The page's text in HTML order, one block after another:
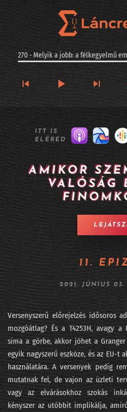
270 - Melyik a jobb: a félkegyelmű
261 - Viszlát LLM,
260 - DataSTREAM
259 - Fehérgalléros
257 - Sárkány ellen
ITT IS
ELÉRED
AMIKOR
VALÓSÁG
11.
2021. JÚNIUS 03.
Versenyszerű előrejelzés idősoros
mozgóátlag? És a T4253H, avagy
sima a görbe, akkor jöhet a
egyik nagyszerű eszköze, és az EU-t
használatára. A versenyek pedig
mutatnak fel, de vajon az üzleti
vagy az elvárásokhoz szokás
kényszer az utóbbit implikálja,